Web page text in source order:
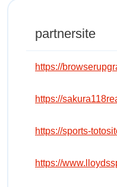
partnersite
https://
https://
https://sports-
https://